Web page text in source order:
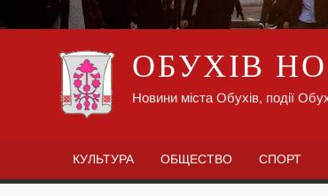
ОБУХІВ
Новини міста Обухів, події
КУЛЬТУРА ОБЩЕСТВО СПОРТ